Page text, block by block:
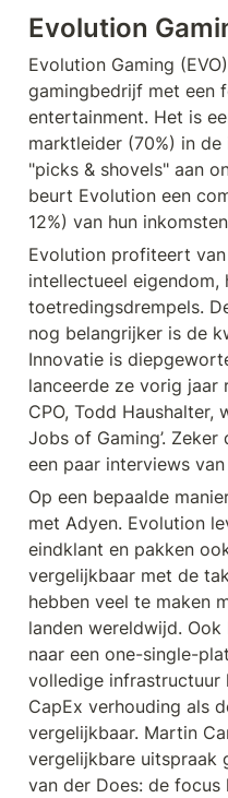
Evolution
Evolution Gaming
gamingbedrijf met een
entertainment. Het is
marktleider (70%) in
"picks & shovels" aan
beurt Evolution een
12%) van hun
Evolution profiteert
intellectueel
toetredingsdrempels.
nog belangrijker is de
Innovatie is
lanceerde ze vorig jaar
CPO, Todd Haushalter,
Jobs of Gaming’.
een paar interviews
Op een bepaalde
met Adyen. Evolution
eindklant en pakken
vergelijkbaar met de
hebben veel te maken
landen wereldwijd.
naar een one-single-
volledige infrastructuur
CapEx verhouding als
vergelijkbaar. Martin
vergelijkbare uitspraak
van der Does: de